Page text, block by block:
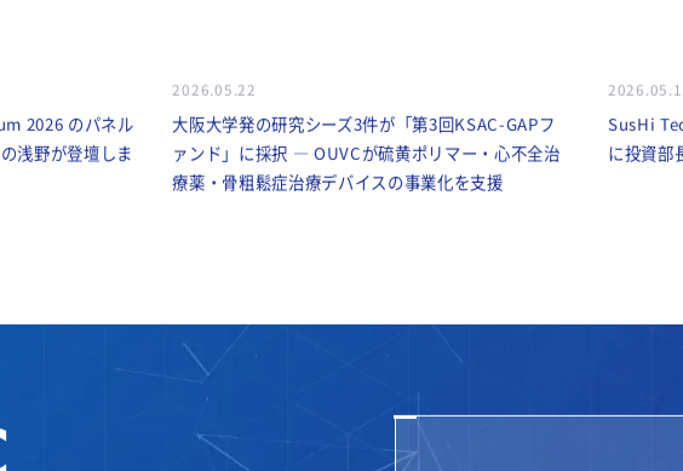
2026 のパネル
浅野が登壇しま
2026.05.22
大阪大学発の研究シーズ3件が「第3回KSAC-GAPフ
ァンド」に採択 ― OUVCが硫黄ポリマー・心不全治
療薬・骨粗鬆症治療デバイスの事業化を支援
SusHi
に投資部